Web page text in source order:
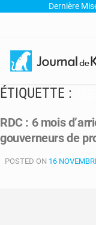
Dernière
ÉTIQUETTE :
RDC : 6 mois
gouverneurs de
POSTED ON 16